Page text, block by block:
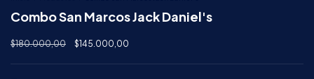
Combo San Marcos Jack Daniel's
$180.000,00 $145.000,00